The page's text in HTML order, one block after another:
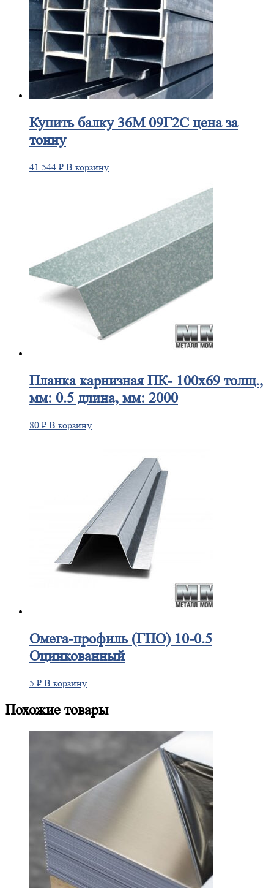
Купитьбалку 36М 09Г2С цена за
тонну
41 544 ₽ В корзину
Планкакарнизная ПК- 100х69 толщ.,
мм: 0.5 длина, мм: 2000
80 ₽ В корзину
Омега-профиль(ГПО) 10-0.5
Оцинкованный
5 ₽ В корзину
Похожие товары